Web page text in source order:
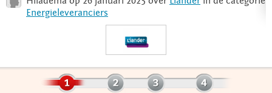
Login
Energieleveranciers